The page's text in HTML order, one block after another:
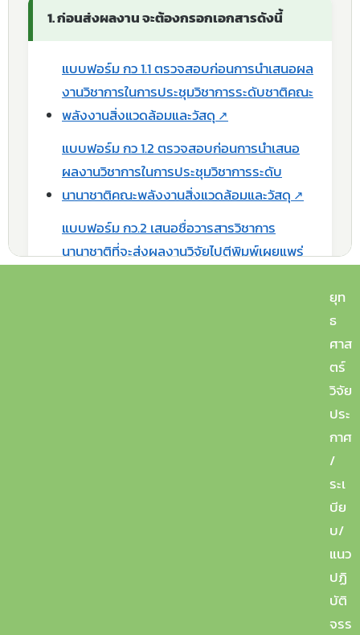
1. ก่อนส่งผลงาน จะต้องกรอกเอกสารดังนี้
แบบฟอร์ม กว 1.1 ตรวจสอบก่อนการนำเสนอผล
งานวิชาการในการประชุมวิชาการระดับชาติคณะ
พลังงานสิ่งแวดล้อมและวัสดุ
แบบฟอร์ม กว 1.2 ตรวจสอบก่อนการนำเสนอ
ผลงานวิชาการในการประชุมวิชาการระดับ
นานาชาติคณะพลังงานสิ่งแวดล้อมและวัสดุ
แบบฟอร์ม กว.2 เสนอชื่อวารสารวิชาการ
นานาชาติที่จะส่งผลงานวิจัยไปตีพิมพ์เผยแพร่
ยุท
ธ
ศาส
ตร์
วิจัย
ประ
กาศ
/
ระเ
บีย
บ/
แนว
ปฏิ
บัติ
จรร